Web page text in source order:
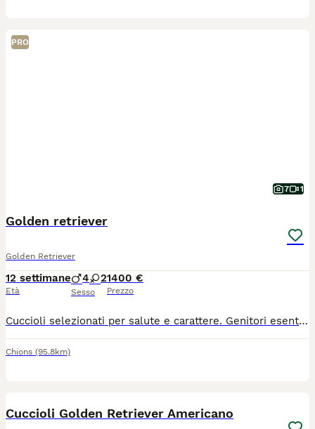
PRO
7 1
Golden retriever
Golden Retriever
12 settimane
Età
4 2
Sesso
1400 €
Prezzo
Cuccioli selezionati per salute e carattere. Genitori esenti displasia, test genetici clear, certificati per IAA. Ottimi per famiglie.
Chions (95.8km)
Cuccioli Golden Retriever Americano